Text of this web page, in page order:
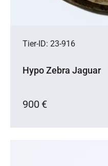
Tier-ID: 23-916
Hypo Zebra Jaguar
900 €